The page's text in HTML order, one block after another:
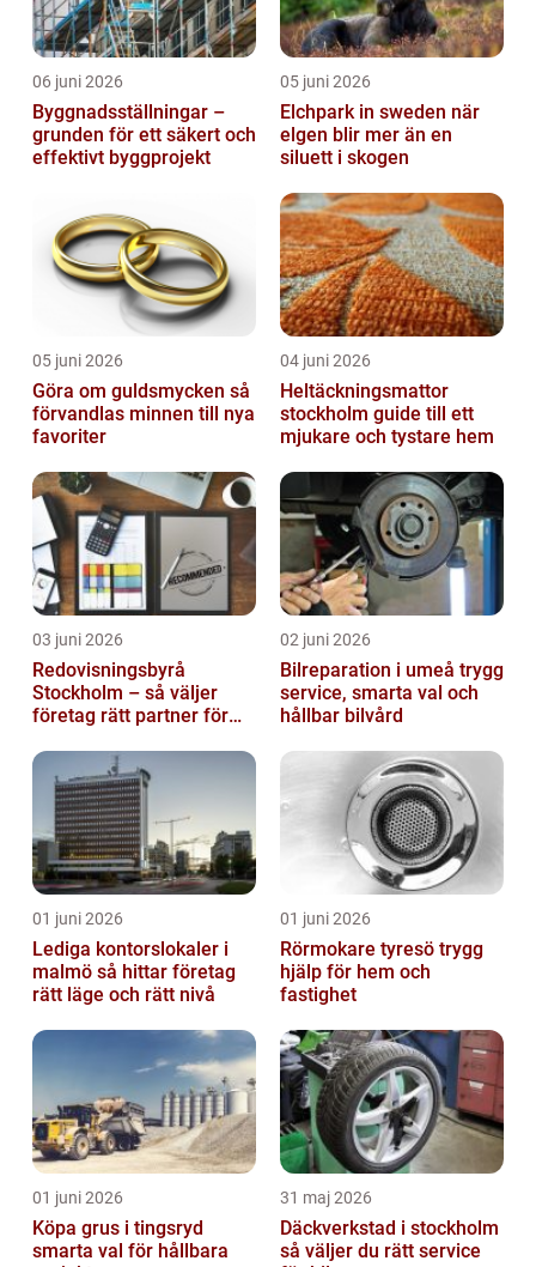
06 juni 2026
Byggnadsställningar –
grunden för ett säkert och
effektivt byggprojekt
05 juni 2026
Elchpark in sweden när
elgen blir mer än en
siluett i skogen
05 juni 2026
Göra om guldsmycken så
förvandlas minnen till nya
favoriter
04 juni 2026
Heltäckningsmattor
stockholm guide till ett
mjukare och tystare hem
03 juni 2026
Redovisningsbyrå
Stockholm – så väljer
företag rätt partner för
02 juni 2026
Bilreparation i umeå trygg
service, smarta val och
hållbar bilvård
01 juni 2026
Lediga kontorslokaler i
malmö så hittar företag
rätt läge och rätt nivå
01 juni 2026
Rörmokare tyresö trygg
hjälp för hem och
fastighet
01 juni 2026
Köpa grus i tingsryd
smarta val för hållbara
31 maj 2026
Däckverkstad i stockholm
så väljer du rätt service